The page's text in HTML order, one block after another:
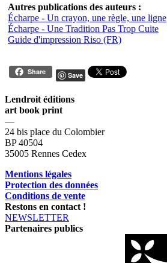
Autres publications des auteurs :
Écharpe - Un crayon, une règle, une ligne
Écharpe - Une Tradition Pas Trop Cuite
Guide d'impression Riso (FR)
Share Save
Lendroit éditions
art book print
—
24 bis place du Colombier
BP 40504
35005 Rennes Cedex
Mentions légales
Protection des données
Conditions de vente
Restons en contact !
NEWSLETTER
Partenaires publics